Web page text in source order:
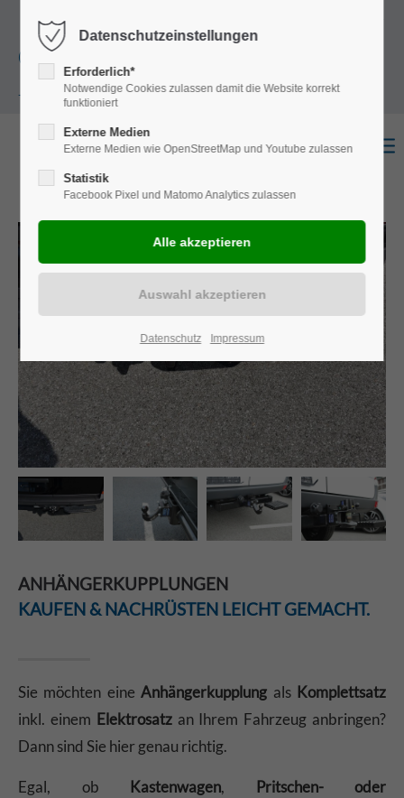
+49
(0)251 322 631
- 0
ANHÄNGERKUPPLUNGEN
KAUFEN & NACHRÜSTEN LEICHT GEMACHT.
Sie möchten eineAnhängerkupplung als Komplettsatz
inkl. einem Elektrosatzan Ihrem Fahrzeug anbringen?
Dann sind Sie hier genau richtig.
Egal, ob Kastenwagen,
Pritschen- oder
Datenschutzeinstellungen
Erforderlich*
Notwendige Cookies zulassen damit die Website korrekt
funktioniert
Externe Medien
Externe Medien wie OpenStreetMap und Youtube zulassen
Statistik
Facebook Pixel und Matomo Analytics zulassen
Datenschutz Impressum